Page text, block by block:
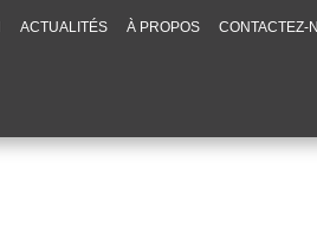
ACTUALITÉS À PROPOS CONTACTEZ-